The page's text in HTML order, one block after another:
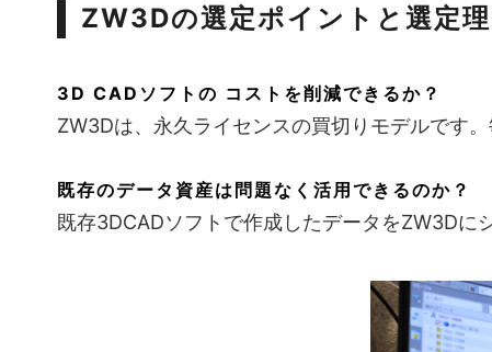
ZW3Dの選定ポイントと選定
3D CADソフトの コストを削減できるか？
ZW3Dは、永久ライセンスの買切りモデルです
既存のデータ資産は問題なく活用できるのか？
既存3DCADソフトで作成したデータをZW3Dに